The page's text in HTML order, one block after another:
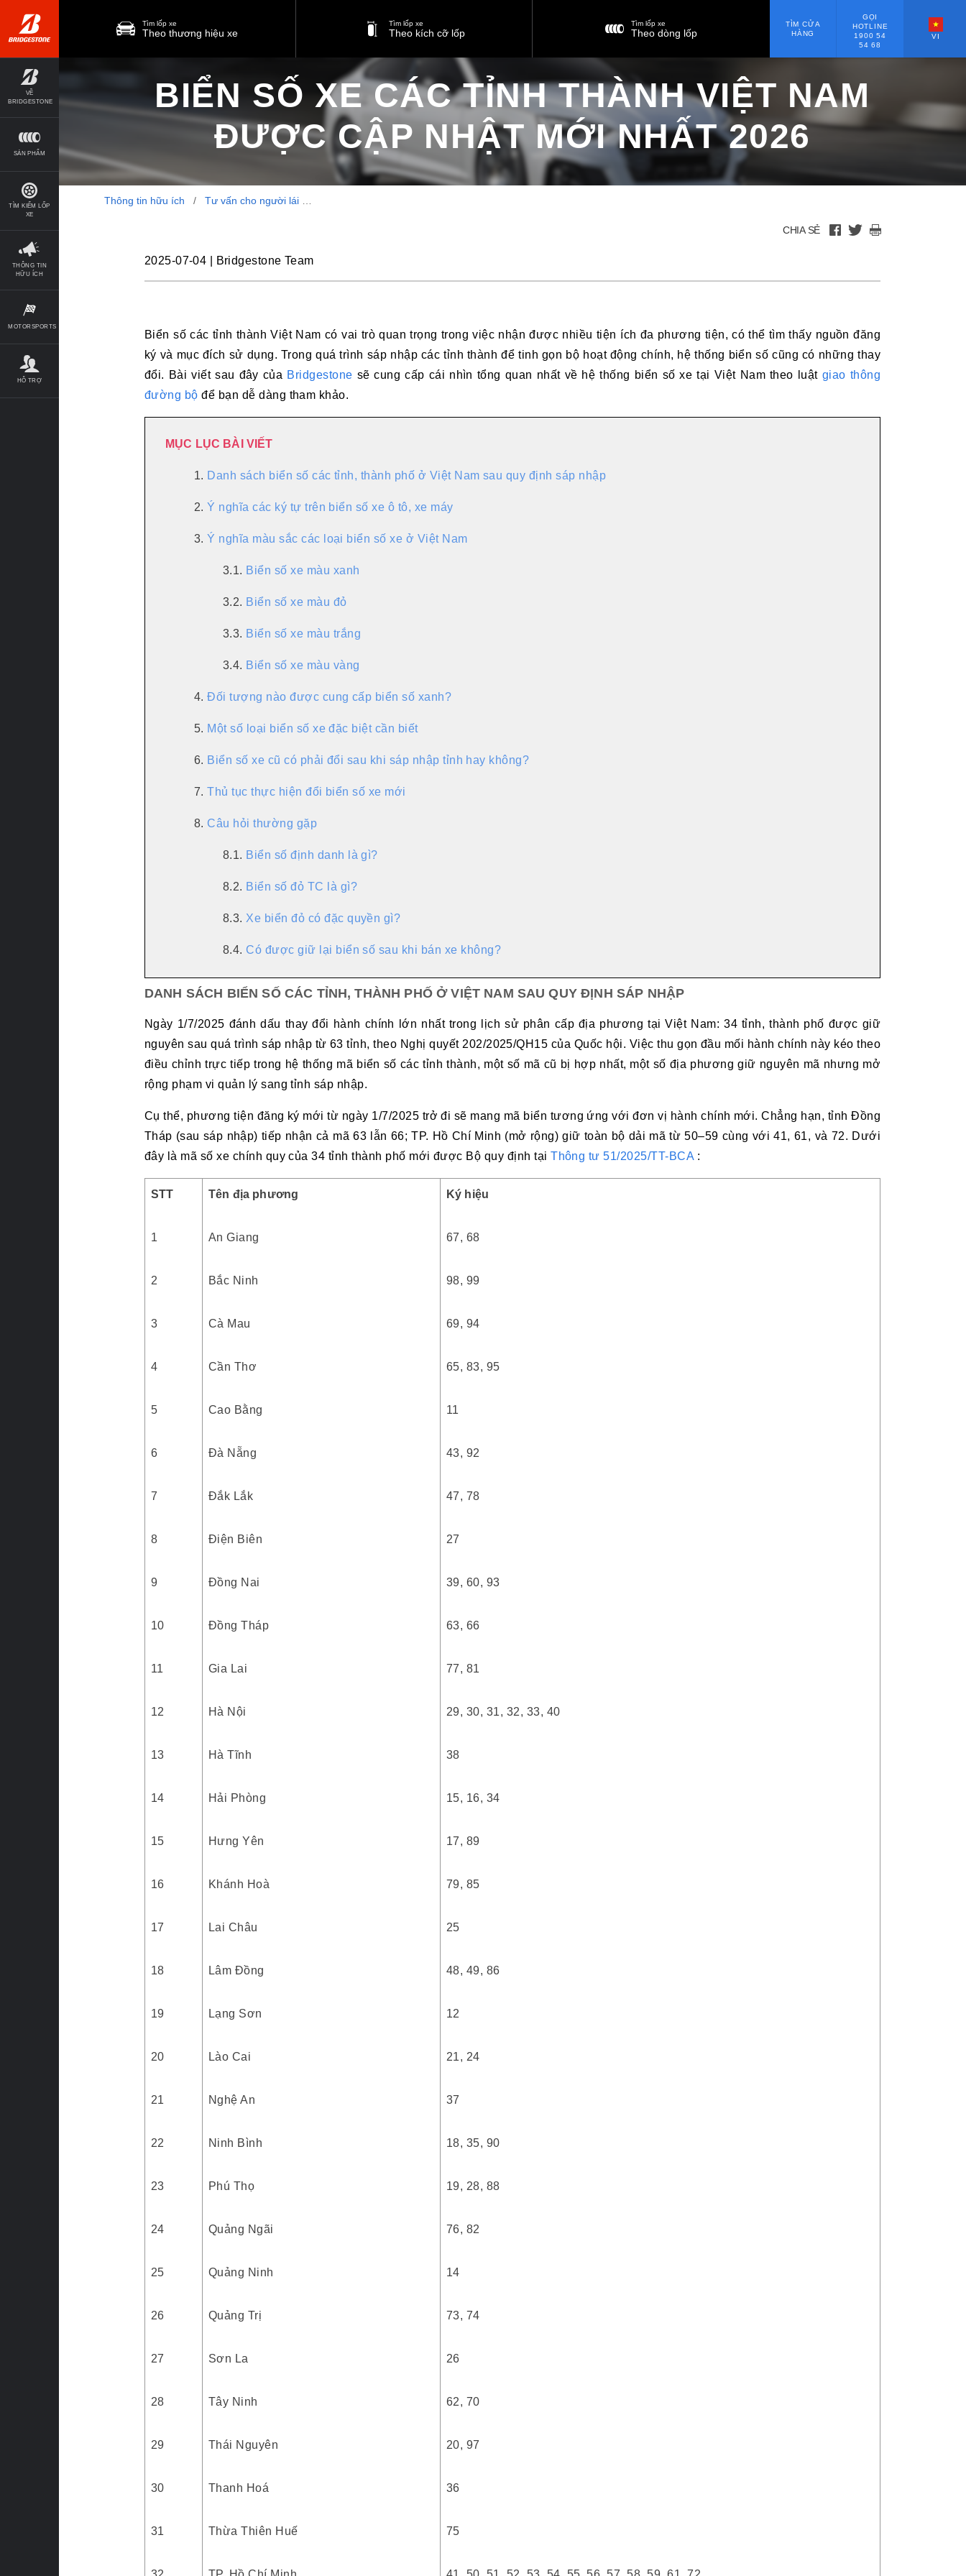
VỀ
BRIDGESTONE
SẢN PHẨM
TÌM KIẾM LỐP
XE
THÔNG TIN
HỮU ÍCH
MOTORSPORTS
HỖ TRỢ
Tìm lốp xe
Theo thương hiệu xe
Tìm lốp xe
Theo kích cỡ lốp
Tìm lốp xe
Theo dòng lốp
TÌM CỬA
HÀNG
GỌI
HOTLINE
1900 54
54 68
VI
BIỂN SỐ XE CÁC TỈNH THÀNH VIỆT NAM
ĐƯỢC CẬP NHẬT MỚI NHẤT 2026
Thông tin hữu ích / Tư vấn cho người lái /
CHIA SẺ
2025-07-04 Bridgestone Team
Biển số các tỉnh thành Việt Nam có vai trò quan trọng trong việc nhận được nhiều tiện ích đa phương tiện, có thể tìm thấy nguồn đăng
ký và mục đích sử dụng. Trong quá trình sáp nhập các tỉnh thành để tinh gọn bộ hoạt động chính, hệ thống biển số cũng có những thay
đổi. Bài viết sau đây của Bridgestone sẽ cung cấp cái nhìn tổng quan nhất về hệ thống biển số xe tại Việt Nam theo luật giao thông
đường bộ để bạn dễ dàng tham khảo.
MỤC LỤC BÀI VIẾT
1. Danh sách biển số các tỉnh, thành phố ở Việt Nam sau quy định sáp nhập
2. Ý nghĩa các ký tự trên biển số xe ô tô, xe máy
3. Ý nghĩa màu sắc các loại biển số xe ở Việt Nam
3.1. Biển số xe màu xanh
3.2. Biển số xe màu đỏ
3.3. Biển số xe màu trắng
3.4. Biển số xe màu vàng
4. Đối tượng nào được cung cấp biển số xanh?
5. Một số loại biển số xe đặc biệt cần biết
6. Biển số xe cũ có phải đổi sau khi sáp nhập tỉnh hay không?
7. Thủ tục thực hiện đổi biển số xe mới
8. Câu hỏi thường gặp
8.1. Biển số định danh là gì?
8.2. Biển số đỏ TC là gì?
8.3. Xe biển đỏ có đặc quyền gì?
8.4. Có được giữ lại biển số sau khi bán xe không?
DANH SÁCH BIỂN SỐ CÁC TỈNH, THÀNH PHỐ Ở VIỆT NAM SAU QUY ĐỊNH SÁP NHẬP
Ngày 1/7/2025 đánh dấu thay đổi hành chính lớn nhất trong lịch sử phân cấp địa phương tại Việt Nam: 34 tỉnh, thành phố được giữ
nguyên sau quá trình sáp nhập từ 63 tỉnh, theo Nghị quyết 202/2025/QH15 của Quốc hội. Việc thu gọn đầu mối hành chính này kéo theo
điều chỉnh trực tiếp trong hệ thống mã biển số các tỉnh thành, một số mã cũ bị hợp nhất, một số địa phương giữ nguyên mã nhưng mở
rộng phạm vi quản lý sang tỉnh sáp nhập.
Cụ thể, phương tiện đăng ký mới từ ngày 1/7/2025 trở đi sẽ mang mã biển tương ứng với đơn vị hành chính mới. Chẳng hạn, tỉnh Đồng
Tháp (sau sáp nhập) tiếp nhận cả mã 63 lẫn 66; TP. Hồ Chí Minh (mở rộng) giữ toàn bộ dải mã từ 50–59 cùng với 41, 61, và 72. Dưới
đây là mã số xe chính quy của 34 tỉnh thành phố mới được Bộ quy định tạiThông tư 51/2025/TT-BCA :
STT Tên địa phương Ký hiệu
1 An Giang 67, 68
2 Bắc Ninh 98, 99
3 Cà Mau 69, 94
4 Cần Thơ 65, 83, 95
5 Cao Bằng 11
6 Đà Nẵng 43, 92
7 Đắk Lắk 47, 78
8 Điện Biên 27
9 Đồng Nai 39, 60, 93
10 Đồng Tháp 63, 66
11 Gia Lai 77, 81
12 Hà Nội 29, 30, 31, 32, 33, 40
13 Hà Tĩnh 38
14 Hải Phòng 15, 16, 34
15 Hưng Yên 17, 89
16 Khánh Hoà 79, 85
17 Lai Châu 25
18 Lâm Đồng 48, 49, 86
19 Lạng Sơn 12
20 Lào Cai 21, 24
21 Nghệ An 37
22 Ninh Bình 18, 35, 90
23 Phú Thọ 19, 28, 88
24 Quảng Ngãi 76, 82
25 Quảng Ninh 14
26 Quảng Trị 73, 74
27 Sơn La 26
28 Tây Ninh 62, 70
29 Thái Nguyên 20, 97
30 Thanh Hoá 36
31 Thừa Thiên Huế 75